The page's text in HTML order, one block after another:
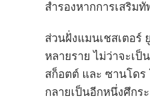
สำรองหากการเสริม
ส่วนฝั่งแมนเชสเตอร์
หลายราย ไม่ว่าจะเป็
สก็อตต์ และ ซานโดร
กลายเป็นอีกหนึ่งศึกร